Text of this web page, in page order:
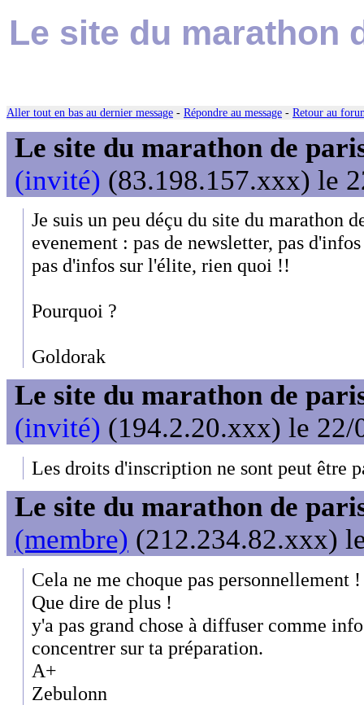
Le site du marathon
Aller tout en bas au dernier message - Répondre au message - Retour au
Le site du marathon de
(invité) (83.198.157.xxx) le
Je suis un peu déçu du site du marathon
evenement : pas de newsletter, pas
pas d'infos sur l'élite, rien quoi !!
Pourquoi ?
Goldorak
Le site du marathon de
(invité) (194.2.20.xxx) le 22/
Les droits d'inscription ne sont peut être
Le site du marathon de
(membre) (212.234.82.xxx)
Cela ne me choque pas personnellement !
Que dire de plus !
y'a pas grand chose à diffuser comme
concentrer sur ta préparation.
A+
Zebulonn